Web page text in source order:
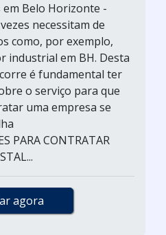
Belo Horizonte -
necessitam de
como, por exemplo,
industrial em BH. Desta
é fundamental ter
o serviço para que
uma empresa se
PARA CONTRATAR
agora